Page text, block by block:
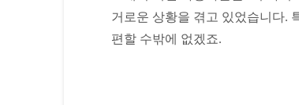
거로운 상황을 겪고 있었습니다.
편할 수밖에 없겠죠.